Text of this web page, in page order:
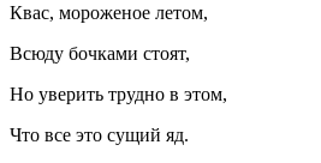
Квас, мороженое летом,
Всюду бочками стоят,
Но уверить трудно в этом,
Что все это сущий яд.